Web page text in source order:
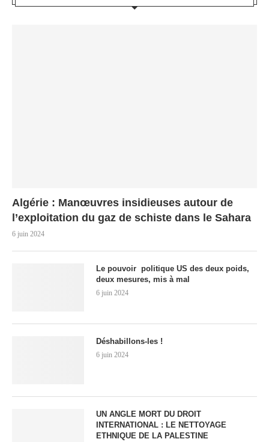
Algérie : Manœuvres insidieuses autour de
l’exploitation du gaz de schiste dans le Sahara
6 juin 2024
Le pouvoir politique US des deux poids,
deux mesures, mis à mal
6 juin 2024
Déshabillons-les !
6 juin 2024
UN ANGLE MORT DU DROIT
INTERNATIONAL : LE NETTOYAGE
ETHNIQUE DE LA PALESTINE